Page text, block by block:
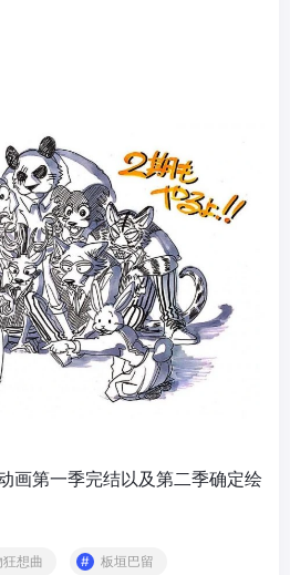
画第一季完结以及第二季确定绘
狂想曲 板垣巴留